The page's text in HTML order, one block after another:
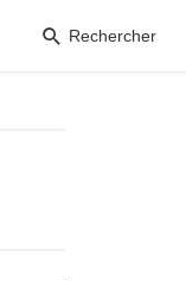
Rechercher